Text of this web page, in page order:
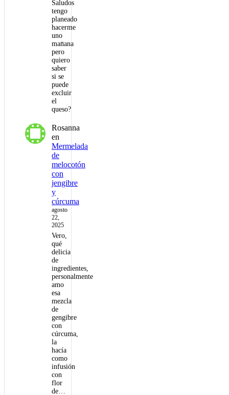
Saludos
tengo
planeado
hacerme
uno
man̈ana
pero
quiero
saber
si se
puede
excluir
el
queso?
Rosanna
en
Mermelada
de
melocotón
con
jengibre
y
cúrcuma
agosto
22,
2025
Vero,
qué
delicia
de
ingredientes,
personalmente
amo
esa
mezcla
de
gengibre
con
cúrcuma,
la
hacía
como
infusión
con
flor
de…